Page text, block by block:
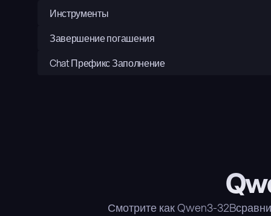
Инструменты
Завершение погашения
Chat Префикс Заполнение
Смотрите как Qwen3-